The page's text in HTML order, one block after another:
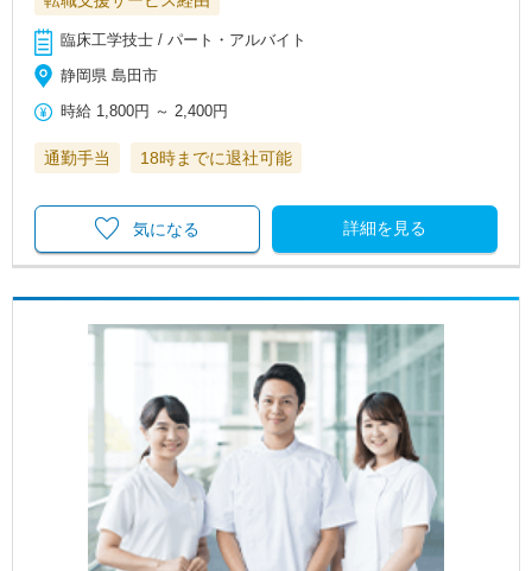
臨床工学技士 / パート・アルバイト
静岡県 島田市
時給 1,800円 ～ 2,400円
通勤手当 18時までに退社可能
詳細を見る
気になる